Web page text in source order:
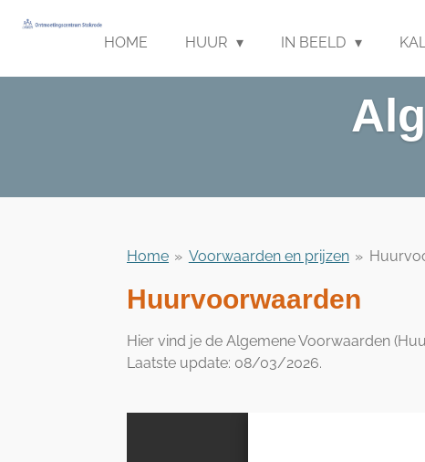
Ga
HOME HUUR IN BEELD
Home » Voorwaarden en prijzen »
Huurvoorwaarden
Hier vind je de Algemene Voorwaarden
Laatste update: 08/03/2026.